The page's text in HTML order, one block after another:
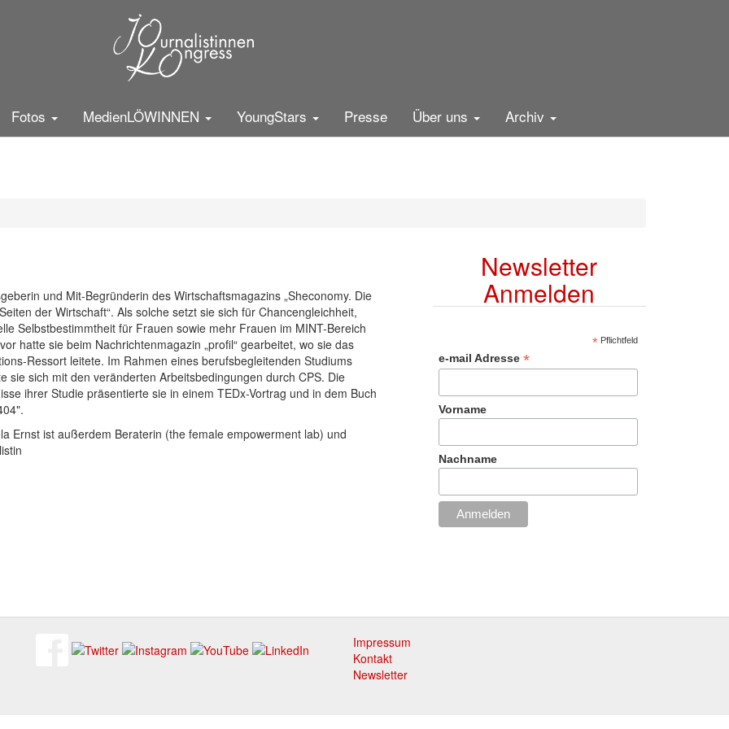
Fotos MedienLÖWINNEN YoungStars Presse Über uns Archiv
zum Fall Pelicot
Mittwoch
und Mit-Begründerin des Wirtschaftsmagazins „Sheconomy. Die
der Wirtschaft“. Als solche setzt sie sich für Chancengleichheit,
Selbstbestimmtheit für Frauen sowie mehr Frauen im MINT-Bereich
hatte sie beim Nachrichtenmagazin „profil“ gearbeitet, wo sie das
Ressort leitete. Im Rahmen eines berufsbegleitenden Studiums
sie sich mit den veränderten Arbeitsbedingungen durch CPS. Die
ihrer Studie präsentierte sie in einem TEDx-Vortrag und in dem Buch
Ernst ist außerdem Beraterin (the female empowerment lab) und
Newsletter
Anmelden
*Pflichtfeld
e-mail Adresse*
Vorname
Nachname
Footer
menu
Impressum
Kontakt
Newsletter